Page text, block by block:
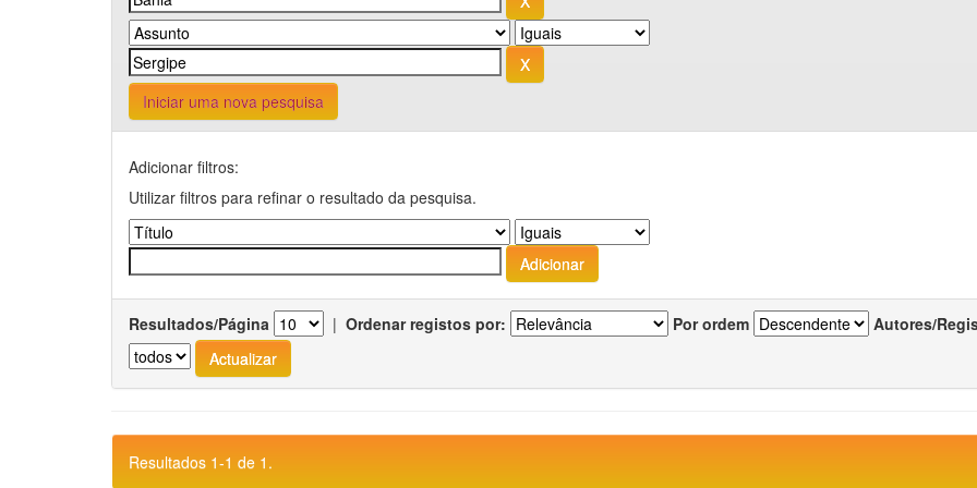
Iniciar uma nova pesquisa
Adicionar filtros:
Utilizar filtros para refinar o resultado da pesquisa.
Resultados/Página | Ordenar registos por: Por ordem Autores/
Resultados 1-1 de 1.